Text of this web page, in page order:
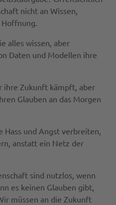
nicht an Wissen,
Hoffnung.
alles wissen, aber
Daten und Modellen ihre
ihre Zukunft kämpft, aber
Glauben an das Morgen
Hass und Angst verbreiten,
anstatt ein Netz der
sind nutzlos, wenn
es keinen Glauben gibt,
müssen an die Zukunft